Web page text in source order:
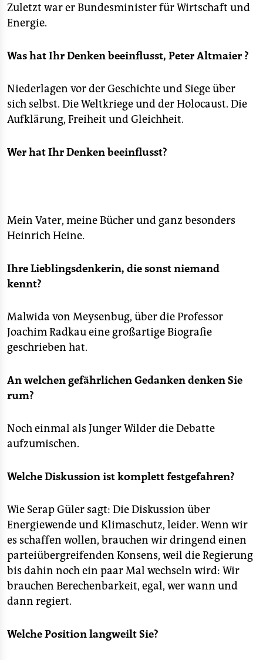
abo
Zuletzt war er Bundesminister für Wirtschaft und
Energie.
Was hat Ihr Denken beeinflusst, Peter Altmaier ?
Niederlagen vor der Geschichte und Siege über
sich selbst. Die Weltkriege und der Holocaust. Die
Aufklärung, Freiheit und Gleichheit.
Wer hat Ihr Denken beeinflusst?
Mein Vater, meine Bücher und ganz besonders
Heinrich Heine.
Ihre Lieblingsdenkerin, die sonst niemand
kennt?
Malwida von Meysenbug, über die Professor
Joachim Radkau eine großartige Biografie
geschrieben hat.
An welchen gefährlichen Gedanken denken Sie
rum?
Noch einmal als Junger Wilder die Debatte
aufzumischen.
Welche Diskussion ist komplett festgefahren?
Wie Serap Güler sagt: Die Diskussion über
Energiewende und Klimaschutz, leider. Wenn wir
es schaffen wollen, brauchen wir dringend einen
parteiübergreifenden Konsens, weil die Regierung
bis dahin noch ein paar Mal wechseln wird: Wir
brauchen Berechenbarkeit, egal, wer wann und
dann regiert.
Welche Position langweilt Sie?